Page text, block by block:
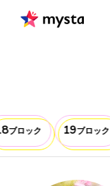
ブロック 19ブロック